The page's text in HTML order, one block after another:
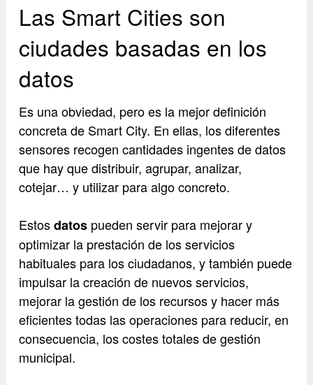
Las Smart Cities son
ciudades basadas en los
datos
Es una obviedad, pero es la mejor definición
concreta de Smart City. En ellas, los diferentes
sensores recogen cantidades ingentes de datos
que hay que distribuir, agrupar, analizar,
cotejar… y utilizar para algo concreto.
Estosdatospueden servir para mejorar y
optimizar la prestación de los servicios
habituales para los ciudadanos, y también puede
impulsar la creación de nuevos servicios,
mejorar la gestión de los recursos y hacer más
eficientes todas las operaciones para reducir, en
consecuencia, los costes totales de gestión
municipal.